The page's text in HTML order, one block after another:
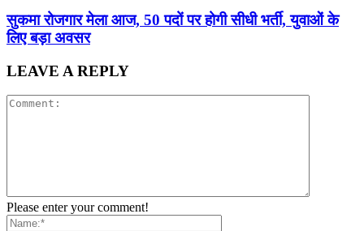
सुकमा रोजगार मेला आज, 50 पदों पर होगी सीधी भर्ती, युवाओं के
लिए बड़ा अवसर
LEAVE A REPLY
Please enter your comment!